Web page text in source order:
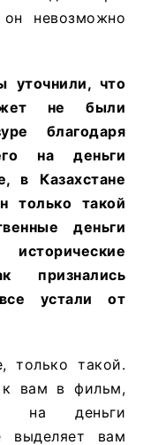
невозможно
уточнили, что
не
были
благодаря
на
деньги
, в
Казахстане
только такой
деньги
исторические
признались
устали
от
такой.
к вам в фильм,
на деньги
выделяет вам